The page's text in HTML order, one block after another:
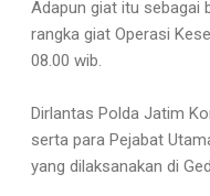
Adapun giat itu sebagai
rangka giat Operasi
08.00 wib.
Dirlantas Polda Jatim
serta para Pejabat
yang dilaksanakan di